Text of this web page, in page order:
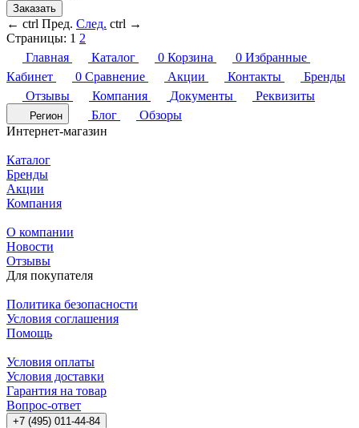
Заказать
← ctrl Пред. След. ctrl →
Страницы: 1 2
Главная
Каталог 0 Корзина 0 Избранные
Кабинет
0 Сравнение Акции Контакты
Бренды
Отзывы
Компания Документы Реквизиты
Регион Блог
Обзоры
Интернет-магазин
Каталог
Бренды
Акции
Компания
О компании
Новости
Отзывы
Для покупателя
Политика безопасности
Условия соглашения
Помощь
Условия оплаты
Условия доставки
Гарантия на товар
Вопрос-ответ
+7 (495) 011-44-84